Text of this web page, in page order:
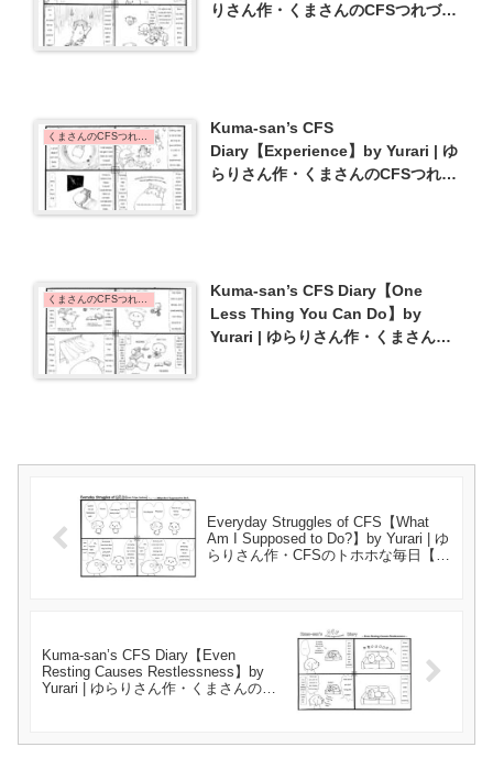
りさん作・くまさんのCFSつれづれ
Kuma-san’s CFS
Diary【Experience】by Yurari | ゆ
らりさん作・くまさんのCFSつれづ
くまさんのCFSつれづれ日記 | Kuma-san's CFS Diary
Kuma-san’s CFS Diary【One
Less Thing You Can Do】by
Yurari | ゆらりさん作・くまさんの
Everyday Struggles of CFS【What
Am I Supposed to Do?】by Yurari | ゆ
らりさん作・CFSのトホホな毎日【一
Kuma-san’s CFS Diary【Even
Resting Causes Restlessness】by
Yurari | ゆらりさん作・くまさんの